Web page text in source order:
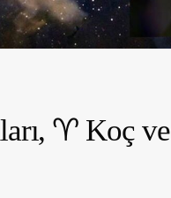
♈ Koç ve